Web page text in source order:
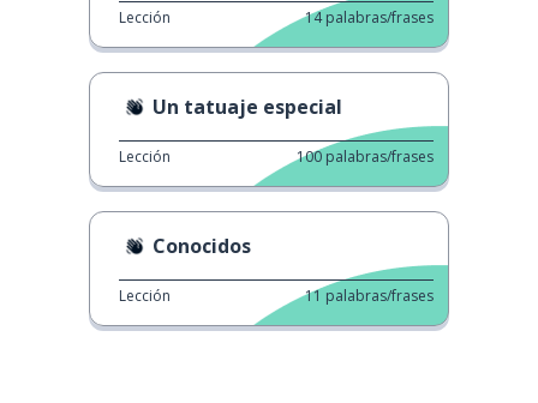
Lección 14 palabras/frases
Un tatuaje especial
Lección 100 palabras/frases
Conocidos
Lección 11 palabras/frases